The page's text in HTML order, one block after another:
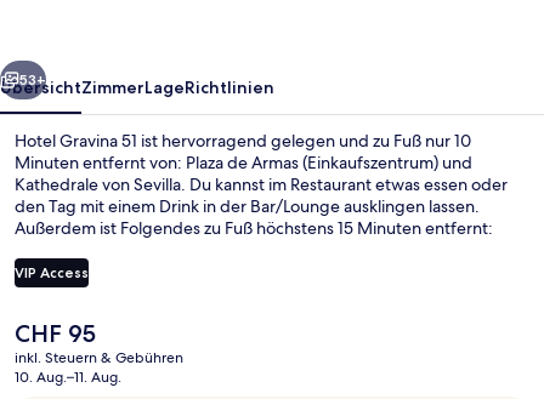
Weiter
53+
ÜbersichtZimmerLageRichtlinien
Hotel Gravina 51 ist hervorragend gelegen und zu Fuß nur 10
Minuten entfernt von: Plaza de Armas (Einkaufszentrum) und
Kathedrale von Sevilla. Du kannst im Restaurant etwas essen oder
den Tag mit einem Drink in der Bar/Lounge ausklingen lassen.
Außerdem ist Folgendes zu Fuß höchstens 15 Minuten entfernt:
und der allgemeine Zustand erhalten tolle Bewertungen von
anderen Reisenden. Die öffentlichen Verkehrsmittel sind nur einen
sind es 6 Minuten und zur Straßenbahnhaltestelle Archivo de Indias
11 Minuten.
VIP Access
Der
aktuelle
Preis
CHF 95
inkl. Steuern & Gebühren
10. Aug.–11. Aug.